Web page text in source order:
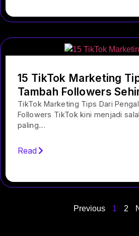
15 TikTok Marketing
Tambah Followers
TikTok Marketing Tips Dari
Followers TikTok kini menjadi
paling....
Read
Previous 1 2